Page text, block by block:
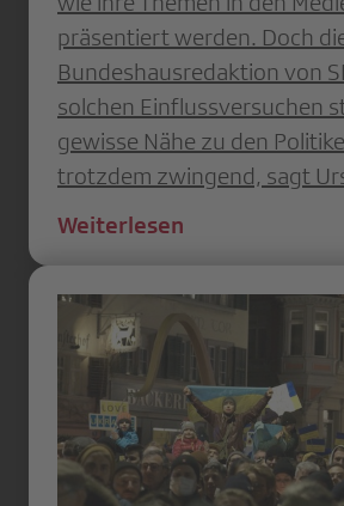
präsentiert werden. Doch
Bundeshausredaktion von
solchen Einflussversuchen
gewisse Nähe zu den
trotzdem zwingend, sagt
Weiterlesen